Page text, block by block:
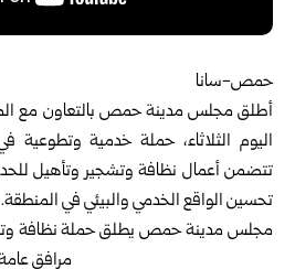
حمص-سانا
أطلق مجلس مدينة حمص بالتعاون مع
اليوم الثلاثاء، حملة خدمية وتطوعية
تتضمن أعمال نظافة وتشجير وتأهيل
تحسين الواقع الخدمي والبيئي في المنطقة.